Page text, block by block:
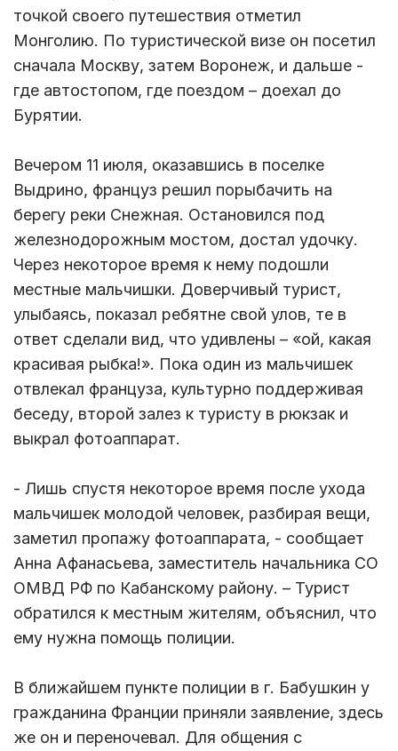
точкой своего путешествия отметил
Монголию. По туристической визе он посетил
сначала Москву, затем Воронеж, и дальше -
где автостопом, где поездом – доехал до
Бурятии.
Вечером 11 июля, оказавшись в поселке
Выдрино, француз решил порыбачить на
берегу реки Снежная. Остановился под
железнодорожным мостом, достал удочку.
Через некоторое время к нему подошли
местные мальчишки. Доверчивый турист,
улыбаясь, показал ребятне свой улов, те в
ответ сделали вид, что удивлены – «ой, какая
красивая рыбка!». Пока один из мальчишек
отвлекал француза, культурно поддерживая
беседу, второй залез к туристу в рюкзак и
выкрал фотоаппарат.
- Лишь спустя некоторое время после ухода
мальчишек молодой человек, разбирая вещи,
заметил пропажу фотоаппарата, - сообщает
Анна Афанасьева, заместитель начальника СО
ОМВД РФ по Кабанскому району. – Турист
обратился к местным жителям, объяснил, что
ему нужна помощь полиции.
В ближайшем пункте полиции в г. Бабушкин у
гражданина Франции приняли заявление, здесь
же он и переночевал. Для общения с